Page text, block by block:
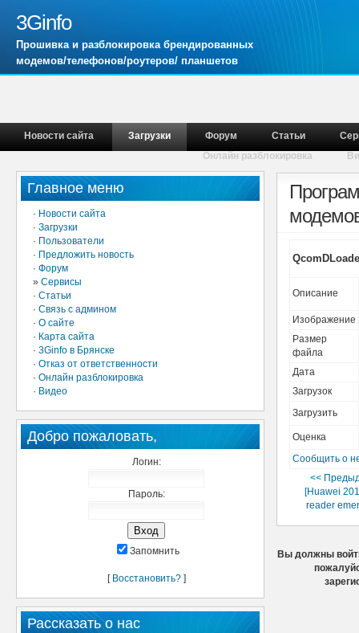
3Ginfo
Прошивка и разблокировка брендированных
модемов/телефонов/роутеров/ планшетов
Новости сайта Загрузки Форум Статьи
Онлайн разблокировка
Главное меню
· Новости сайта
· Загрузки
· Пользователи
· Предложить новость
· Форум
» Сервисы
· Статьи
· Связь с админом
· О сайте
· Карта сайта
· 3Ginfo в Брянске
· Отказ от ответственности
· Онлайн разблокировка
· Видео
Добро пожаловать,
Логин:
Пароль:
Запомнить
[ Восстановить?]
Рассказать о нас
Описание
Изображение
Размер
файла
Дата
Загрузок
Загрузить
Оценка
Сообщить о
<<
[Huawei
reader
Вы должны